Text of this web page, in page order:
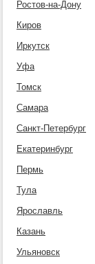
Ростов-на-Дону
Киров
Иркутск
Уфа
Томск
Самара
Санкт-Петербург
Екатеринбург
Пермь
Тула
Ярославль
Казань
Ульяновск